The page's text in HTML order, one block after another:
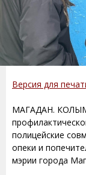
Версия для
МАГАДАН.
полицейские
опеки и
мэрии города